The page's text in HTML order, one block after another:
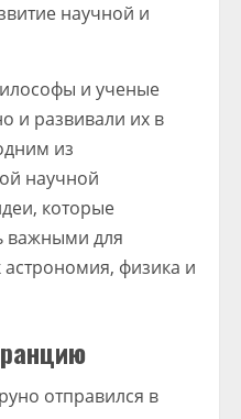
научной и
и ученые
и развивали их в
из
научной
которые
важными для
астрономия, физика и
отправился в